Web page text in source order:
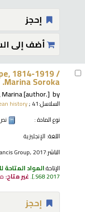
إحجز
أضف إلى
1814-1919 /
Marina Soroka.
by
[author.]
السلاسل: history; 41
نوع المادة :
اللغة: الإنجليزية
الناشر:Group, 2017
الإتاحة:المواد المتاحة
.S68 2017
.غير متاح:
إحجز